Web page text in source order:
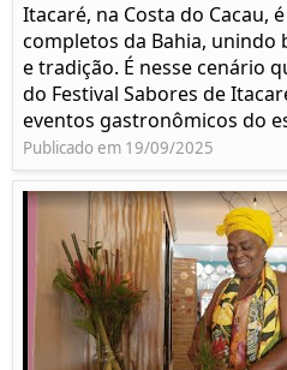
Itacaré, na Costa do Cacau,
completos da Bahia, unindo
e tradição. É nesse cenário
do Festival Sabores de
eventos gastronômicos do
Publicado em 19/09/2025